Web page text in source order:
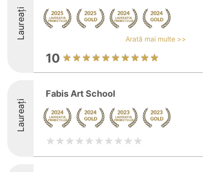
Laureați Arată mai multe >>
10
Laureați
Fabis Art School